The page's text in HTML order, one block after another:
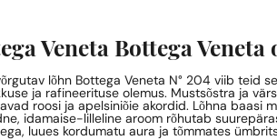
Veneta Bottega
lõhn Bottega Veneta N° 204 viib teid
ja rafineerituse olemus. Mustsõstra ja
roosi ja apelsiniõie akordid. Lõhna baasi
idamaise-lilleline aroom rõhutab
luues kordumatu aura ja tõmmates